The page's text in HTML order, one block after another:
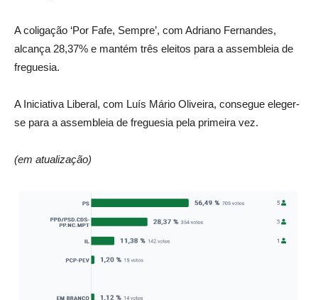
A coligação ‘Por Fafe, Sempre’, com Adriano Fernandes,
alcança 28,37% e mantém três eleitos para a assembleia de
freguesia.
A Iniciativa Liberal, com Luís Mário Oliveira, consegue eleger-
se para a assembleia de freguesia pela primeira vez.
(em atualização)